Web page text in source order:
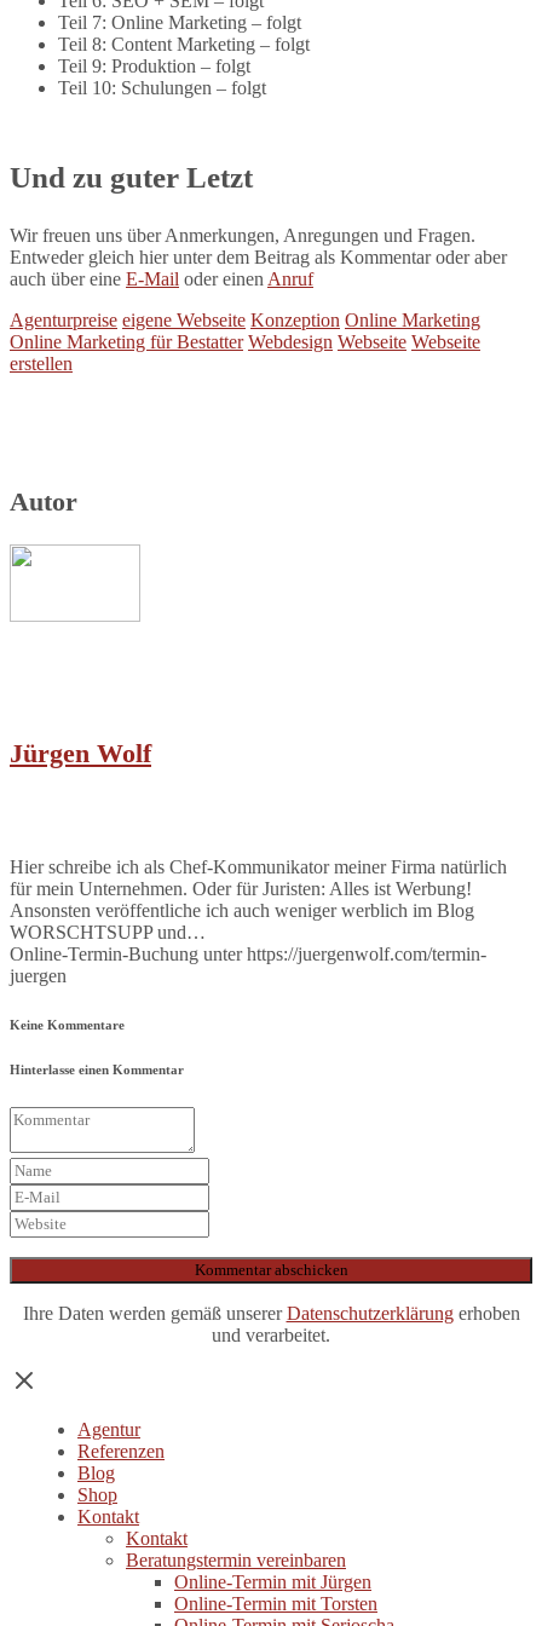
Teil 7: Online Marketing – folgt
Teil 8: Content Marketing – folgt
Teil 9: Produktion – folgt
Teil 10: Schulungen – folgt
Und zu guter Letzt
Wir freuen uns über Anmerkungen, Anregungen und Fragen.
Entweder gleich hier unter dem Beitrag als Kommentar oder aber
auch über eine E-Mail oder einen Anruf
Agenturpreise eigene Webseite Konzeption Online Marketing
Online Marketing für Bestatter Webdesign Webseite Webseite
erstellen
Autor
Jürgen Wolf
Hier schreibe ich als Chef-Kommunikator meiner Firma natürlich
für mein Unternehmen. Oder für Juristen: Alles ist Werbung!
Ansonsten veröffentliche ich auch weniger werblich im Blog
WORSCHTSUPP und…
Online-Termin-Buchung unter https://juergenwolf.com/termin-
juergen
Keine Kommentare
Hinterlasse einen Kommentar
Ihre Daten werden gemäß unsererDatenschutzerklärungerhoben
und verarbeitet.
Agentur
Referenzen
Blog
Shop
Kontakt
Kontakt
Beratungstermin vereinbaren
Online-Termin mit Jürgen
Online-Termin mit Torsten